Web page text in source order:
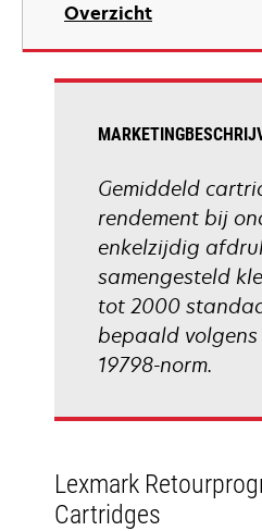
Overzicht
Gemiddeld
rendement bij
enkelzijdig
samengesteld
tot 2000
bepaald volgens
19798-norm.
Lexmark
Cartridges